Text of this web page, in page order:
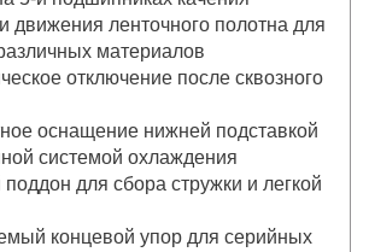
движения ленточного полотна для
материалов
отключение после сквозного
оснащение нижней подставкой
системой охлаждения
для сбора стружки и легкой
концевой упор для серийных